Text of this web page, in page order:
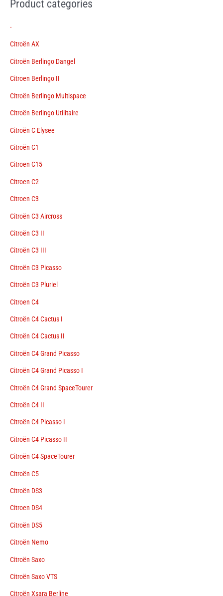
Product categories
-
Citroën AX
Citroën Berlingo Dangel
Citroen Berlingo II
Citroën Berlingo Multispace
Citroën Berlingo Utilitaire
Citroën C Elysee
Citroën C1
Citroen C15
Citroen C2
Citroen C3
Citroën C3 Aircross
Citroën C3 II
Citroën C3 III
Citroën C3 Picasso
Citroën C3 Pluriel
Citroen C4
Citroën C4 Cactus I
Citroën C4 Cactus II
Citroën C4 Grand Picasso
Citroën C4 Grand Picasso I
Citroën C4 Grand SpaceTourer
Citroën C4 II
Citroën C4 Picasso I
Citroën C4 Picasso II
Citroën C4 SpaceTourer
Citroën C5
Citroën DS3
Citroen DS4
Citroën DS5
Citroën Nemo
Citroën Saxo
Citroën Saxo VTS
Citroën Xsara Berline